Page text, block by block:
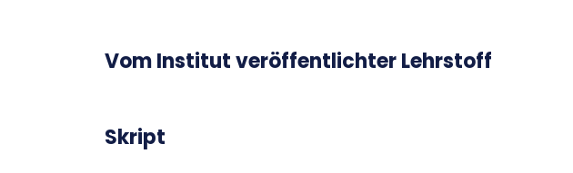
Vom Institut veröffentlichter Lehrstoff
Skript